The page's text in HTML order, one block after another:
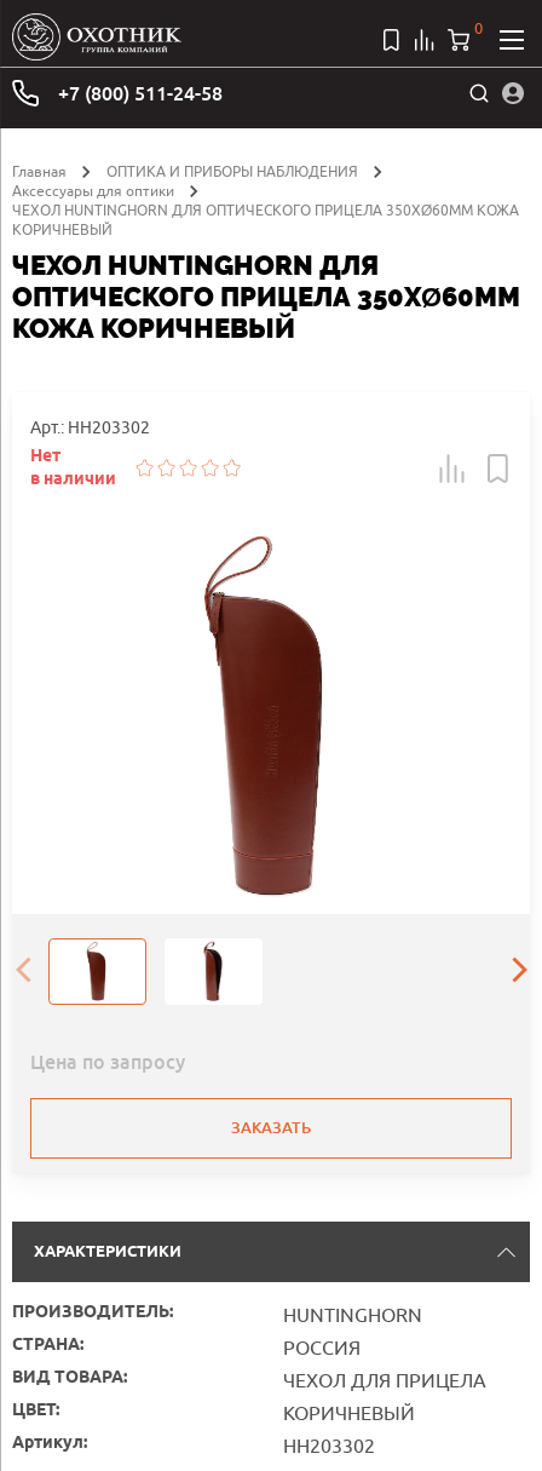
+7 (800) 511-24-58
0
Главная
ОПТИКА И ПРИБОРЫ НАБЛЮДЕНИЯ
Аксессуары для оптики
ЧЕХОЛ HUNTINGHORN ДЛЯ ОПТИЧЕСКОГО ПРИЦЕЛА 350ХØ60ММ КОЖА
КОРИЧНЕВЫЙ
ЧЕХОЛ HUNTINGHORN ДЛЯ
ОПТИЧЕСКОГО ПРИЦЕЛА 350ХØ60ММ
КОЖА КОРИЧНЕВЫЙ
Арт.: HH203302
Нет
в наличии
Цена по запросу
ЗАКАЗАТЬ
ХАРАКТЕРИСТИКИ
ПРОИЗВОДИТЕЛЬ: HUNTINGHORN
СТРАНА: РОССИЯ
ВИД ТОВАРА: ЧЕХОЛ ДЛЯ ПРИЦЕЛА
ЦВЕТ: КОРИЧНЕВЫЙ
Артикул: HH203302